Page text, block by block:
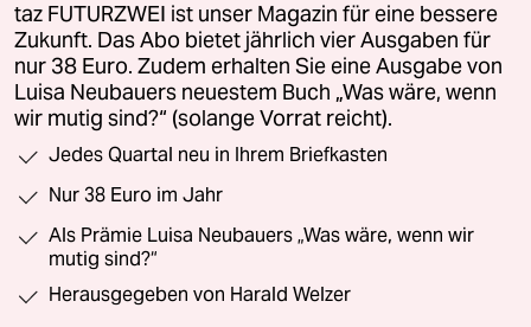
taz FUTURZWEI ist unser Magazin für eine bessere
Zukunft. Das Abo bietet jährlich vier Ausgaben für
nur 38 Euro. Zudem erhalten Sie eine Ausgabe von
Luisa Neubauers neuestem Buch „Was wäre, wenn
wir mutig sind?“ (solange Vorrat reicht).
Jedes Quartal neu in Ihrem Briefkasten
Nur 38 Euro im Jahr
Als Prämie Luisa Neubauers „Was wäre, wenn wir
mutig sind?“
Herausgegeben von Harald Welzer